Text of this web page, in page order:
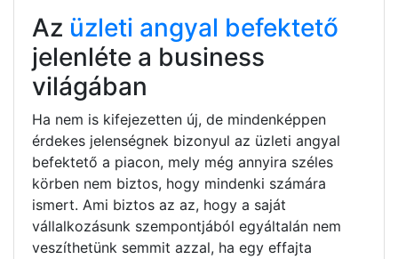
Az üzleti angyal befektető
jelenléte a business
világában
Ha nem is kifejezetten új, de mindenképpen
érdekes jelenségnek bizonyul az üzleti angyal
befektető a piacon, mely még annyira széles
körben nem biztos, hogy mindenki számára
ismert. Ami biztos az az, hogy a saját
vállalkozásunk szempontjából egyáltalán nem
veszíthetünk semmit azzal, ha egy effajta